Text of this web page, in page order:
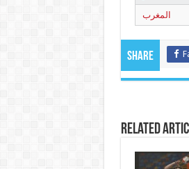
المغرب
Share
Related